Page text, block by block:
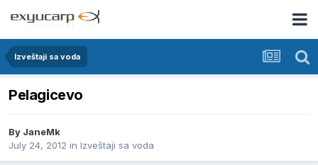
Izveštaji sa voda
Pelagicevo
By JaneMk
July 24, 2012 in Izveštaji sa voda